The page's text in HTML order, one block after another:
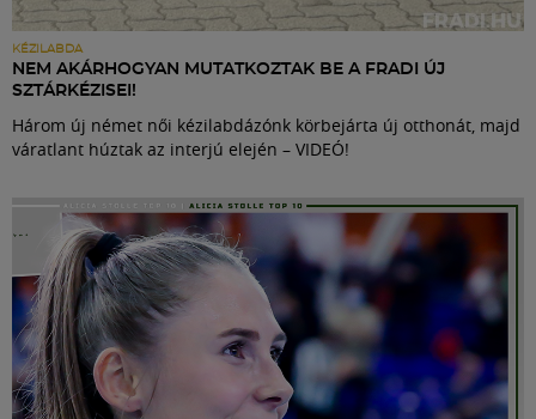
KÉZILABDA
NEM AKÁRHOGYAN MUTATKOZTAK BE A FRADI ÚJ
SZTÁRKÉZISEI!
Három új német női kézilabdázónk körbejárta új otthonát, majd
váratlant húztak az interjú elején – VIDEÓ!